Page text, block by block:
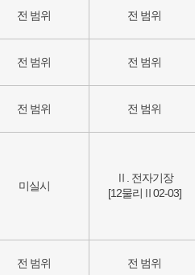
전 범위 전 범위
전 범위 전 범위
전 범위 전 범위
미실시
Ⅱ. 전자기장
[12물리Ⅱ02-03]
전 범위 전 범위